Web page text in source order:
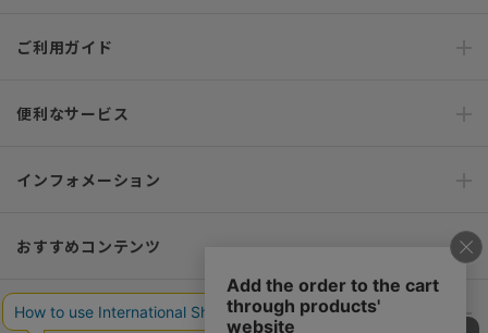
ご利用ガイド
便利なサービス
インフォメーション
おすすめコンテンツ
ポリシー・企業情報